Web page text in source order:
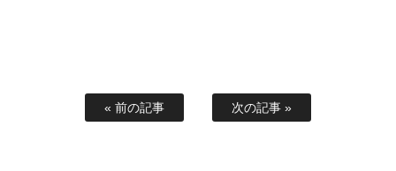
« 前の記事 次の記事 »